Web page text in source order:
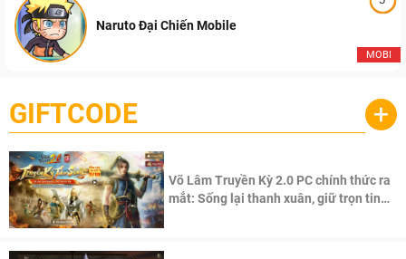
MOBI
Naruto Đại Chiến Mobile
GIFTCODE +
Võ Lâm Truyền Kỳ 2.0 PC chính thức ra
mắt: Sống lại thanh xuân, giữ trọn tinh